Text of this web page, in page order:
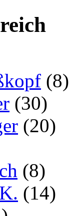
(8)
(30)
(20)
(8)
(14)